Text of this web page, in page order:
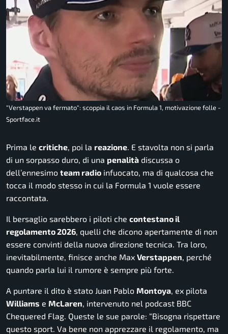
"Verstappen va fermato": scoppia il caos in Formula 1, motivazione folle -
Sportface.it
Prima le critiche, poi la reazione. E stavolta non si parla
di un sorpasso duro, di una penalità discussa o
dell’ennesimo team radio infuocato, ma di qualcosa che
tocca il modo stesso in cui la Formula 1 vuole essere
raccontata.
Il bersaglio sarebbero i piloti che contestano il
regolamento 2026, quelli che dicono apertamente di non
essere convinti della nuova direzione tecnica. Tra loro,
inevitabilmente, finisce anche Max Verstappen, perché
quando parla lui il rumore è sempre più forte.
A puntare il dito è stato Juan Pablo Montoya, ex pilota
Williams e McLaren, intervenuto nel podcast BBC
Chequered Flag. Queste le sue parole: “Bisogna rispettare
questo sport. Va bene non apprezzare il regolamento, ma